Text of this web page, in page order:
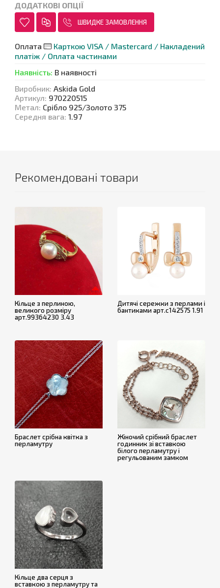
ДОДАТКОВІ ОПЦІЇ
ШВИДКЕ ЗАМОВЛЕННЯ
Оплата
Карткою VISA / Mastercard / Накладений
платіж / Оплата частинами
Наявність: В наявності
Виробник: Askida Gold
Артикул: 970220515
Метал: Срібло 925/Золото 375
Середня вага: 1.97
Рекомендовані товари
Кільце з перлиною,
великого розміру
арт.99364230 3.43
Дитячі сережки з перлами і
бантиками арт.с142575 1.91
Браслет срібна квітка з
перламутру
Жіночий срібний браслет
годинник зі вставкою
білого перламутру і
регульованим замком
Кільце два серця з
вставкою з перламутру та